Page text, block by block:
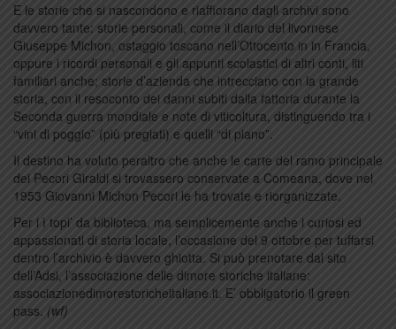
E le storie che si nascondono e riaffiorano dagli archivi sono
davvero tante: storie personali, come il diario del livornese
Giuseppe Michon, ostaggio toscano nell’Ottocento in in Francia,
oppure i ricordi personali e gli appunti scolastici di altri conti, liti
familiari anche; storie d’azienda che intrecciano con la grande
storia, con il resoconto dei danni subiti dalla fattoria durante la
Seconda guerra mondiale e note di viticoltura, distinguendo tra i
“vini di poggio” (più pregiati) e quelli “di piano”.
Il destino ha voluto peraltro che anche le carte del ramo principale
dei Pecori Giraldi si trovassero conservate a Comeana, dove nel
1953 Giovanni Michon Pecori le ha trovate e riorganizzate.
Per i ì topi’ da biblioteca, ma semplicemente anche i curiosi ed
appassionati di storia locale, l’occasione del 9 ottobre per tuffarsi
dentro l’archivio è davvero ghiotta. Si può prenotare dal sito
dell’Adsi, l’associazione delle dimore storiche italiane:
associazionedimorestoricheitaliane.it. E’ obbligatorio il green
pass. (wf)